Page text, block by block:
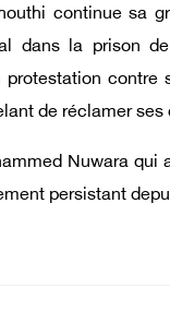
continue sa
dans la prison de
de réclamer ses
Nuwara
persistant